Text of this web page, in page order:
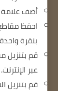
أضف علامة
بنقرة واحدة
عبر الإنترنت.